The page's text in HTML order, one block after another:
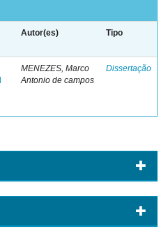
Autor(es) Tipo
MENEZES, Marco
Antonio de campos
Dissertação